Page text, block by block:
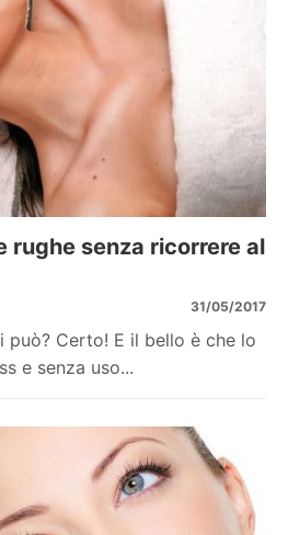
rughe senza ricorrere al
31/05/2017
può? Certo! E il bello è che lo
e senza uso...